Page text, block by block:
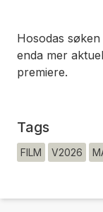
Hosodas
enda mer
premiere.
Tags
FILM V2026